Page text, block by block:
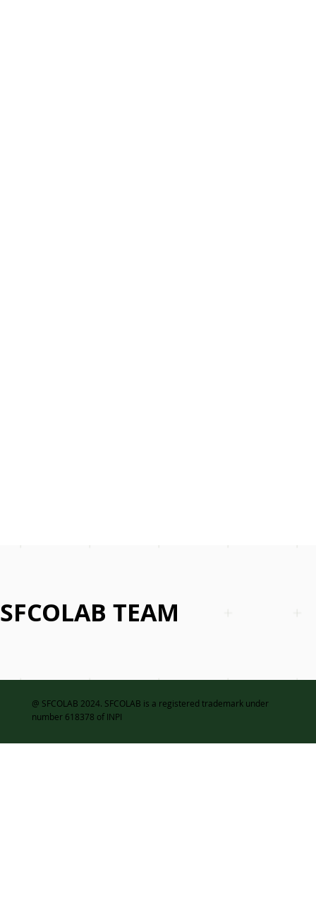
SFCOLAB TEAM
@ SFCOLAB 2024. SFCOLAB is a registered trademark under
number 618378 of INPI